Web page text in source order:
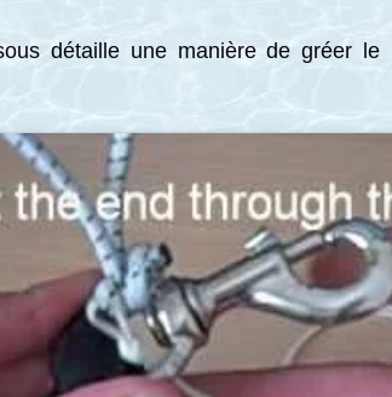
détaille une manière de gréer le